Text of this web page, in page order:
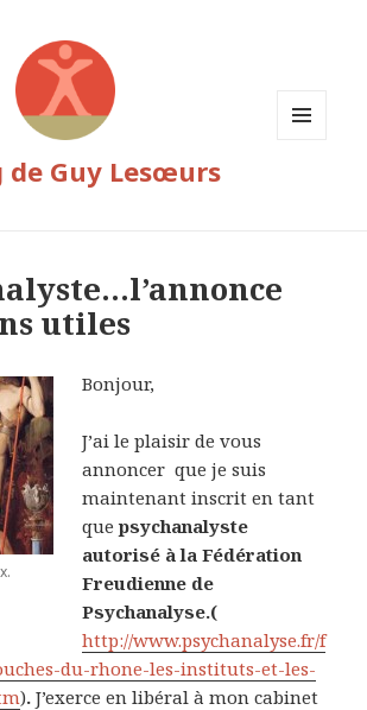
de Guy Lesœurs
utiles
Bonjour,
J’ai le plaisir de vous
annoncer que je suis
maintenant inscrit en tant
quepsychanalyste
autorisé à la Fédération
Freudienne de
Psychanalyse.(
http://www.psychanalyse.fr/f
du-rhone-les-instituts-et-les-
).J’exerce en libéral à mon cabinet